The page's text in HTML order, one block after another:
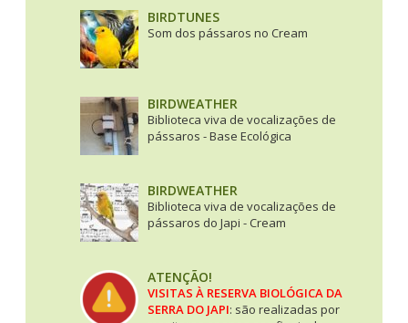
BIRDTUNES
Som dos pássaros no Cream
BIRDWEATHER
Biblioteca viva de vocalizações de
pássaros - Base Ecológica
BIRDWEATHER
Biblioteca viva de vocalizações de
pássaros do Japi - Cream
ATENÇÃO!
VISITAS À RESERVA BIOLÓGICA DA
SERRA DO JAPI: são realizadas por